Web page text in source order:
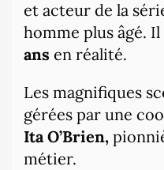
et acteur de la
homme plus âgé. Il
ans en réalité.
Les magnifiques
gérées par une
Ita O’Brien,
métier.